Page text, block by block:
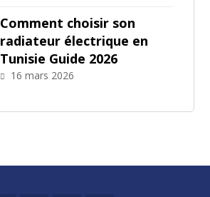
Comment choisir son
radiateur électrique en
Tunisie Guide 2026
16 mars 2026